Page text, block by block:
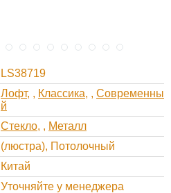
LS38719
Лофт , Классика , Современны
й
Стекло , Металл
(люстра), Потолочный
Китай
Уточняйте у менеджера